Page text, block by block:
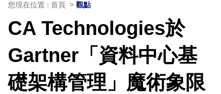
您現在位置 : 首頁 > 觀點
CA Technologies於
Gartner「資料中心基
礎架構管理」魔術象限